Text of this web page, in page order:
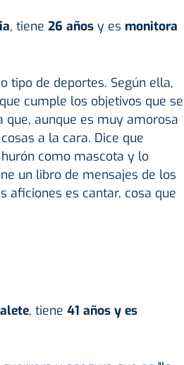
, tiene 26 añosy es monitora
tipo de deportes. Según ella,
cumple los objetivos que se
que, aunque es muy amorosa
a la cara. Dice que
como mascota y lo
un libro de mensajes de los
aficiones es cantar, cosa que
, tiene 41 años y es